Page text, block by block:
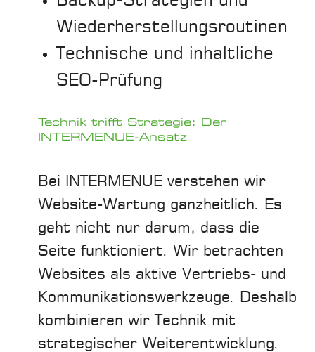
Wiederherstellungsroutinen
Technische und inhaltliche
SEO-Prüfung
Technik trifft Strategie: Der
INTERMENUE-Ansatz
Bei INTERMENUE verstehen wir
Website-Wartung ganzheitlich. Es
geht nicht nur darum, dass die
Seite funktioniert. Wir betrachten
Websites als aktive Vertriebs- und
Kommunikationswerkzeuge. Deshalb
kombinieren wir Technik mit
strategischer Weiterentwicklung.